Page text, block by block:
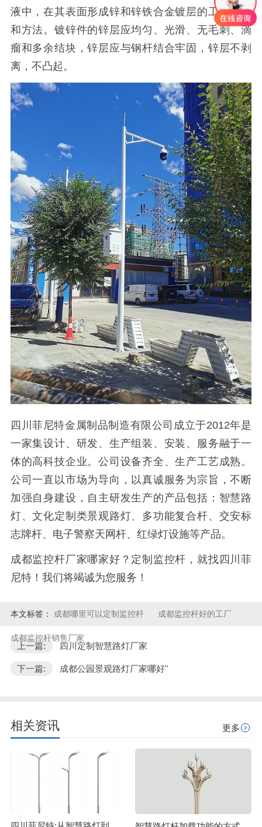
液中，在其表面形成锌和锌铁合金镀层的工艺过程
和方法。镀锌件的锌层应均匀、光滑、无毛刺、滴
瘤和多余结块，锌层应与钢杆结合牢固，锌层不剥
离，不凸起。
四川菲尼特金属制品制造有限公司成立于2012年是
一家集设计、研发、生产组装、安装、服务融于一
体的高科技企业。公司设备齐全、生产工艺成熟。
公司一直以市场为导向，以真诚服务为宗旨，不断
加强自身建设，自主研发生产的产品包括：智慧路
灯、文化定制类景观路灯、多功能复合杆、交安标
志牌杆、电子警察天网杆、红绿灯设施等产品。
成都监控杆厂家哪家好？定制监控杆，就找四川菲
尼特！我们将竭诚为您服务！
本文标签： 成都哪里可以定制监控杆 成都监控杆好的工厂
成都监控杆销售厂家
上一篇: 四川定制智慧路灯厂家
下一篇: 成都公园景观路灯厂家哪好"
相关资讯 更多